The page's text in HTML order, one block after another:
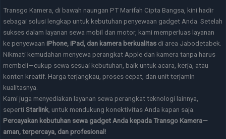
Transgo Kamera, di bawah naungan PT Marifah Cipta Bangsa, kini hadir
sebagai solusi lengkap untuk kebutuhan penyewaan gadget Anda. Setelah
sukses dalam layanan sewa mobil dan motor, kami memperluas layanan
ke penyewaan iPhone, iPad, dan kamera berkualitas di area Jabodetabek.
Nikmati kemudahan menyewa perangkat Apple dan kamera tanpa harus
membeli—cukup sewa sesuai kebutuhan, baik untuk acara, kerja, atau
konten kreatif. Harga terjangkau, proses cepat, dan unit terjamin
kualitasnya.
Kami juga menyediakan layanan sewa perangkat teknologi lainnya,
sepertiStarlink , untuk mendukung konektivitas Anda kapan saja.
Percayakan kebutuhan sewa gadget Anda kepada Transgo Kamera—
aman, terpercaya, dan profesional!